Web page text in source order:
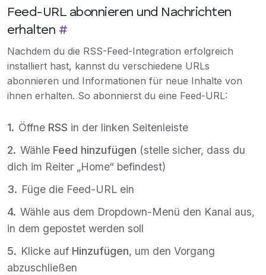
Feed-URL abonnieren und Nachrichten
erhalten #
Nachdem du die RSS-Feed-Integration erfolgreich
installiert hast, kannst du verschiedene URLs
abonnieren und Informationen für neue Inhalte von
ihnen erhalten. So abonnierst du eine Feed-URL:
Öffne RSS in der linken Seitenleiste
Wähle Feed hinzufügen (stelle sicher, dass du
dich im Reiter „Home“ befindest)
Füge die Feed-URL ein
Wähle aus dem Dropdown-Menü den Kanal aus,
in dem gepostet werden soll
Klicke auf Hinzufügen, um den Vorgang
abzuschließen